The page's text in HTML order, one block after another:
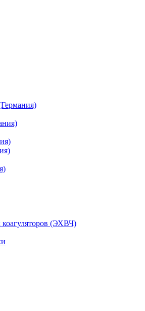
коагуляторов (ЭХВЧ)